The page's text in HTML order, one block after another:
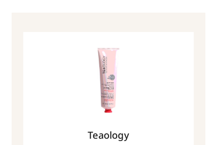
Teaology